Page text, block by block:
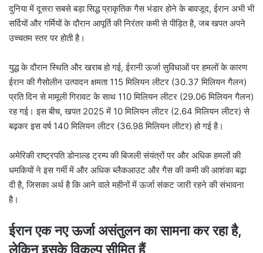
दुनिया में दूसरा सबसे बड़ा सिद्ध प्राकृतिक गैस भंडार होने के बावजूद, ईरान अभी भी
सर्दियों और गर्मियों के दौरान आपूर्ति की निरंतर कमी से पीड़ित है, जब खपत अपने
उच्चतम स्तर पर होती है।
युद्ध के दौरान स्थिति और खराब हो गई, ईरानी ऊर्जा सुविधाओं पर हमलों के कारण
ईरान की गैसोलीन उत्पादन क्षमता 115 मिलियन लीटर (30.37 मिलियन गैलन)
प्रति दिन से मामूली गिरावट के साथ 110 मिलियन लीटर (29.06 मिलियन गैलन)
रह गई। इस बीच, खपत 2025 में 10 मिलियन लीटर (2.64 मिलियन लीटर) से
बढ़कर इस वर्ष 140 मिलियन लीटर (36.98 मिलियन लीटर) हो गई है।
अमेरिकी राष्ट्रपति डोनाल्ड ट्रम्प की बिजली संयंत्रों पर और अधिक हमलों की
धमकियों ने इस गर्मी में और अधिक ब्लैकआउट और गैस की कमी की आशंका बढ़ा
दी है, जिसका अर्थ है कि आने वाले महीनों में ऊर्जा संकट जारी रहने की संभावना
है।
ईरान एक नए ऊर्जा असंतुलन का सामना कर रहा है,
लेकिन इसके विकल्प सीमित हैं